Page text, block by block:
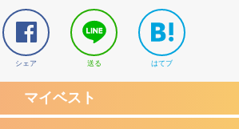
シェア 送る はてブ
マイベスト